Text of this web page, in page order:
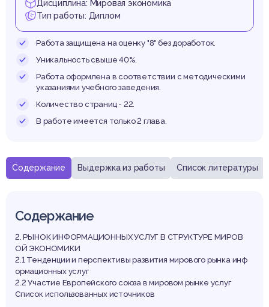
Содержание Выдержка из работы Список литературы
Содержание
2. РЫНОК ИНФОРМАЦИОННЫХ УСЛУГ В СТРУКТУРЕ МИРОВ
ОЙ ЭКОНОМИКИ
2.1 Тенденции и перспективы развития мирового рынка инф
ормационных услуг
2.2 Участие Европейского союза в мировом рынке услуг
Список использованных источников
Дисциплина: Мировая экономика
Тип работы: Диплом
Работа защищена на оценку "8" без доработок.
Уникальность свыше 40%.
Работа оформлена в соответствии с методическими
указаниями учебного заведения.
Количество страниц - 22.
В работе имеется только 2 глава.